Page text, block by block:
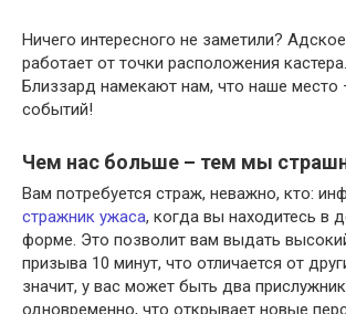
Ничего интересного не заметили?
работает от точки расположения
Близзард намекают нам, что наше место
событий!
Чем нас больше – тем мы
Вам потребуется страж, неважно, кто:
стражник ужаса, когда вы находитесь в
форме. Это позволит вам выдать
призыва 10 минут, что отличается от
значит, у вас может быть два
одновременно, что открывает новые